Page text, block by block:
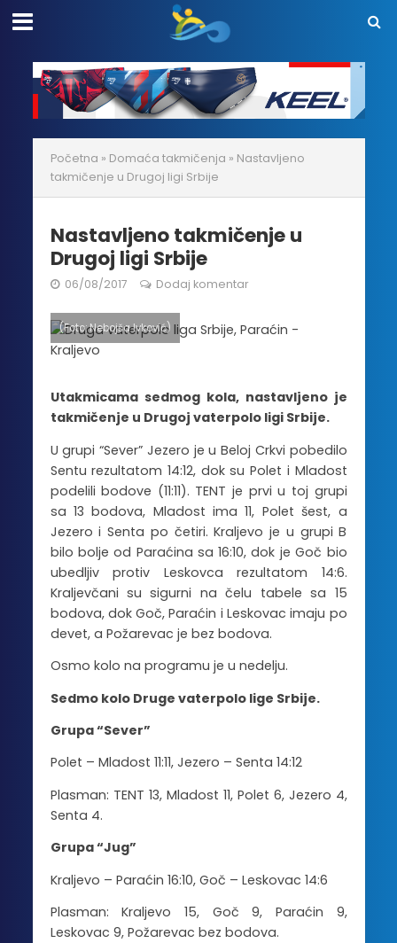
Početna » Domaća takmičenja » Nastavljeno
takmičenje u Drugoj ligi Srbije
Nastavljeno takmičenje u
Drugoj ligi Srbije
06/08/2017 Dodaj komentar
(Foto: Nebojša Ivković)
Utakmicama sedmog kola, nastavljeno je
takmičenje u Drugoj vaterpolo ligi Srbije.
U grupi “Sever” Jezero je u Beloj Crkvi pobedilo
Sentu rezultatom 14:12, dok su Polet i Mladost
podelili bodove (11:11). TENT je prvi u toj grupi
sa 13 bodova, Mladost ima 11, Polet šest, a
Jezero i Senta po četiri. Kraljevo je u grupi B
bilo bolje od Paraćina sa 16:10, dok je Goč bio
ubedljiv protiv Leskovca rezultatom 14:6.
Kraljevčani su sigurni na čelu tabele sa 15
bodova, dok Goč, Paraćin i Leskovac imaju po
devet, a Požarevac je bez bodova.
Osmo kolo na programu je u nedelju.
Sedmo kolo Druge vaterpolo lige Srbije.
Grupa “Sever”
Polet – Mladost 11:11, Jezero – Senta 14:12
Plasman: TENT 13, Mladost 11, Polet 6, Jezero 4,
Senta 4.
Grupa “Jug”
Kraljevo – Paraćin 16:10, Goč – Leskovac 14:6
Plasman: Kraljevo 15, Goč 9, Paraćin 9,
Leskovac 9, Požarevac bez bodova.